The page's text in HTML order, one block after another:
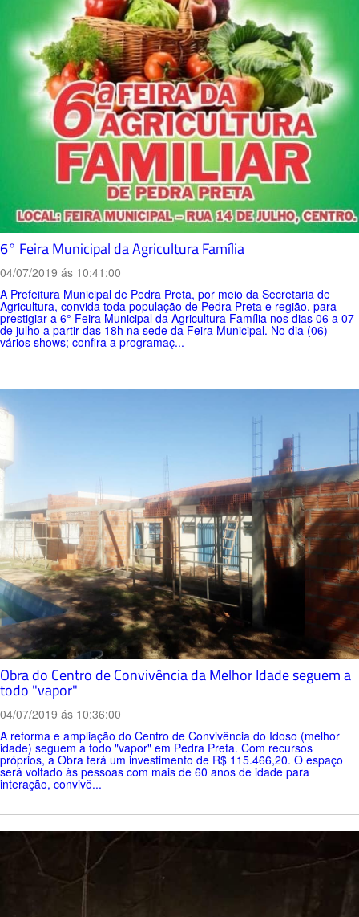
6° Feira Municipal da Agricultura Família
04/07/2019 ás 10:41:00
A Prefeitura Municipal de Pedra Preta, por meio da Secretaria de
Agricultura, convida toda população de Pedra Preta e região, para
prestigiar a 6° Feira Municipal da Agricultura Família nos dias 06 a 07
de julho a partir das 18h na sede da Feira Municipal. No dia (06)
vários shows; confira a programaç...
Obra do Centro de Convivência da Melhor Idade seguem a
todo "vapor"
04/07/2019 ás 10:36:00
A reforma e ampliação do Centro de Convivência do Idoso (melhor
idade) seguem a todo "vapor" em Pedra Preta. Com recursos
próprios, a Obra terá um investimento de R$ 115.466,20. O espaço
será voltado às pessoas com mais de 60 anos de idade para
interação, convivê...